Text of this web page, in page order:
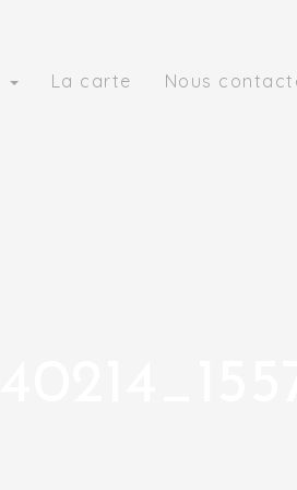
La carte Nous